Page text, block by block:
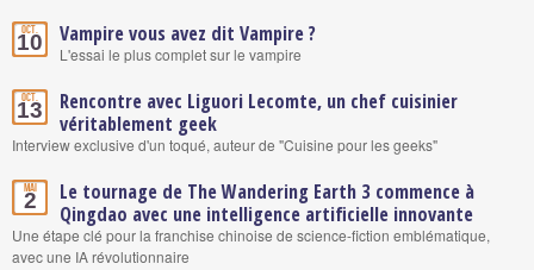
Oct.
10 Vampire vous avez dit Vampire ?
L'essai le plus complet sur le vampire
Oct.
13
Rencontre avec Liguori Lecomte, un chef cuisinier
véritablement geek
Interview exclusive d'un toqué, auteur de "Cuisine pour les geeks"
Mai
2
Le tournage de The Wandering Earth 3 commence à
Qingdao avec une intelligence artificielle innovante
Une étape clé pour la franchise chinoise de science-fiction emblématique,
avec une IA révolutionnaire